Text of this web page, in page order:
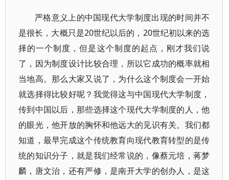
严格意义上的中国现代大学制度出现的时间并不
是很长，大概只是20世纪以后的，20世纪初以来的选
择的一个制度，但是这个制度的起点，刚才我们说
了，因为制度设计比较合理，所以它成功的概率就相
当地高。那么大家又说了，为什么这个制度会一开始
就选择得比较好呢？我觉得这与中国现代大学制度，
传到中国以后，那些选择这个现代大学制度的人，他
的眼光，他开放的胸怀和他远大的见识有关。我们都
知道，最早完成这个传统教育向现代教育转型的是传
统的知识分子，就是我们经常说的，像蔡元培，蒋梦
麟，唐文治，还有严修，是南开大学的创办人，是这